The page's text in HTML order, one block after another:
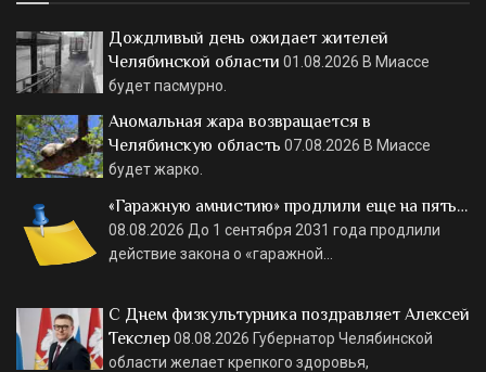
Дождливый день ожидает жителей
Челябинской области 01.08.2026 В Миассе
будет пасмурно.
Аномальная жара возвращается в
Челябинскую область 07.08.2026 В Миассе
будет жарко.
«Гаражную амнистию» продлили еще на пять…
08.08.2026 До 1 сентября 2031 года продлили
действие закона о «гаражной…
С Днем физкультурника поздравляет Алексей
Текслер08.08.2026 Губернатор Челябинской
области желает крепкого здоровья,